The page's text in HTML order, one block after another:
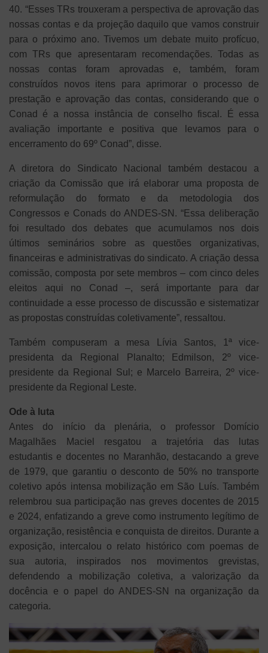
40. “Esses TRs trouxeram a perspectiva de aprovação das
nossas contas e da projeção daquilo que vamos construir
para o próximo ano. Tivemos um debate muito profícuo,
com TRs que apresentaram recomendações. Todas as
nossas contas foram aprovadas e, também, foram
construídos novos itens para aprimorar o processo de
prestação e aprovação das contas, considerando que o
Conad é a nossa instância de conselho fiscal. É essa
avaliação importante e positiva que levamos para o
encerramento do 69º Conad”, disse.
A diretora do Sindicato Nacional também destacou a
criação da Comissão que irá elaborar uma proposta de
reformulação do formato e da metodologia dos
Congressos e Conads do ANDES-SN. “Essa deliberação
foi resultado dos debates que acumulamos nos dois
últimos seminários sobre as questões organizativas,
financeiras e administrativas do sindicato. A criação dessa
comissão, composta por sete membros – com cinco deles
eleitos aqui no Conad –, será importante para dar
continuidade a esse processo de discussão e sistematizar
as propostas construídas coletivamente”, ressaltou.
Também compuseram a mesa Lívia Santos, 1ª vice-
presidenta da Regional Planalto; Edmilson, 2º vice-
presidente da Regional Sul; e Marcelo Barreira, 2º vice-
presidente da Regional Leste.
Ode à luta
Antes do início da plenária, o professor Domício
Magalhães Maciel resgatou a trajetória das lutas
estudantis e docentes no Maranhão, destacando a greve
de 1979, que garantiu o desconto de 50% no transporte
coletivo após intensa mobilização em São Luís. Também
relembrou sua participação nas greves docentes de 2015
e 2024, enfatizando a greve como instrumento legítimo de
organização, resistência e conquista de direitos. Durante a
exposição, intercalou o relato histórico com poemas de
sua autoria, inspirados nos movimentos grevistas,
defendendo a mobilização coletiva, a valorização da
docência e o papel do ANDES-SN na organização da
categoria.